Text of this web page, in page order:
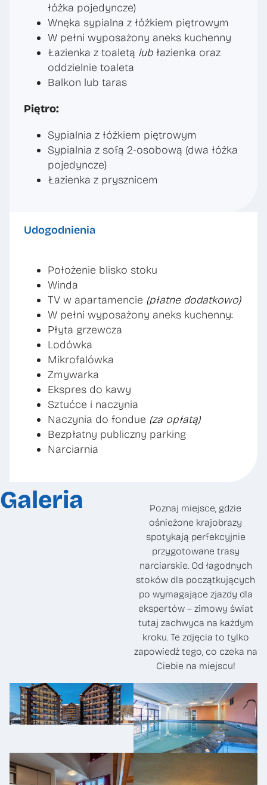
łóżka pojedyncze)
Wnęka sypialna z łóżkiem piętrowym
W pełni wyposażony aneks kuchenny
Łazienka z toaletą lub łazienka oraz
oddzielnie toaleta
Balkon lub taras
Piętro:
Sypialnia z łóżkiem piętrowym
Sypialnia z sofą 2-osobową (dwa łóżka
pojedyncze)
Łazienka z prysznicem
Udogodnienia
Położenie blisko stoku
Winda
TV w apartamencie (płatne dodatkowo)
W pełni wyposażony aneks kuchenny:
Płyta grzewcza
Lodówka
Mikrofalówka
Zmywarka
Ekspres do kawy
Sztućce i naczynia
Naczynia do fondue (za opłatą)
Bezpłatny publiczny parking
Narciarnia
Galeria
Poznaj miejsce, gdzie
ośnieżone krajobrazy
spotykają perfekcyjnie
przygotowane trasy
narciarskie. Od łagodnych
stoków dla początkujących
po wymagające zjazdy dla
ekspertów – zimowy świat
tutaj zachwyca na każdym
kroku. Te zdjęcia to tylko
zapowiedź tego, co czeka na
Ciebie na miejscu!